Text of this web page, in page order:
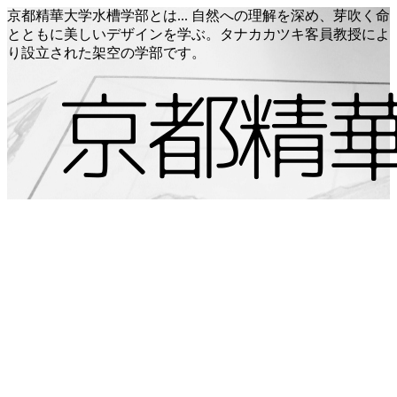
京都精華大学水槽学部とは... 自然への理解を深め、芽吹く命
とともに美しいデザインを学ぶ。タナカカツキ客員教授によ
り設立された架空の学部です。